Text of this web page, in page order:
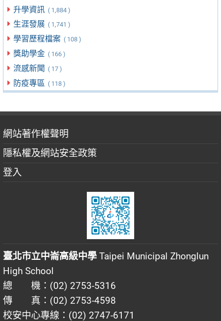
升學資訊 ( 1,884 )
生涯發展 ( 1,741 )
學習歷程檔案 ( 108 )
獎助學金 ( 166 )
流感新聞 ( 17 )
防疫專區 ( 118 )
網站著作權聲明
隱私權及網站安全政策
登入
臺北市立中崙高級中學 Taipei Municipal Zhonglun
High School
總 機：(02) 2753-5316
傳 真：(02) 2753-4598
校安中心專線：(02) 2747-6171